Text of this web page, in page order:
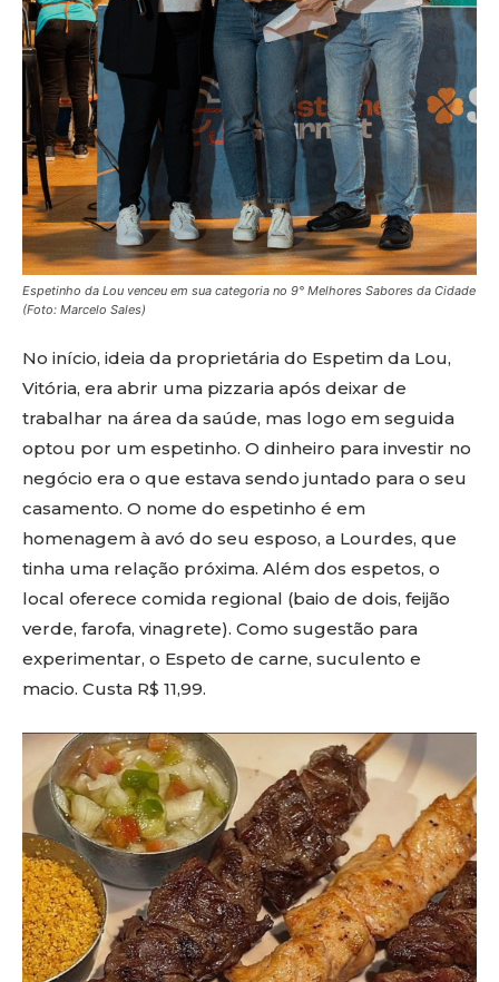
Espetinho da Lou venceu em sua categoria no 9° Melhores Sabores da Cidade
(Foto: Marcelo Sales)
No início, ideia da proprietária do Espetim da Lou,
Vitória, era abrir uma pizzaria após deixar de
trabalhar na área da saúde, mas logo em seguida
optou por um espetinho. O dinheiro para investir no
negócio era o que estava sendo juntado para o seu
casamento. O nome do espetinho é em
homenagem à avó do seu esposo, a Lourdes, que
tinha uma relação próxima. Além dos espetos, o
local oferece comida regional (baio de dois, feijão
verde, farofa, vinagrete). Como sugestão para
experimentar, o Espeto de carne, suculento e
macio. Custa R$ 11,99.